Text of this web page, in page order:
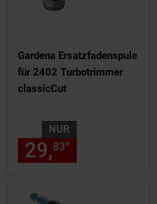
Gardena Ersatzfadenspule
für 2402 Turbotrimmer
classicCut
NUR
29,83*